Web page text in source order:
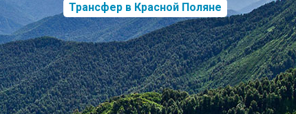
Трансфер в Красной Поляне